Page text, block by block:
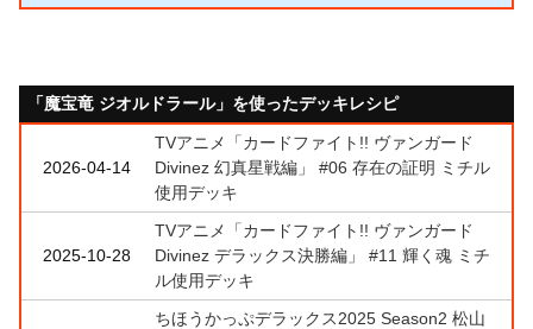
「魔宝竜 ジオルドラール」を使ったデッキレシピ
2026-04-14
TVアニメ「カードファイト!! ヴァンガード
Divinez 幻真星戦編」 #06 存在の証明 ミチル
使用デッキ
2025-10-28
TVアニメ「カードファイト!! ヴァンガード
Divinez デラックス決勝編」 #11 輝く魂 ミチ
ル使用デッキ
ちほうかっぷデラックス2025 Season2 松山